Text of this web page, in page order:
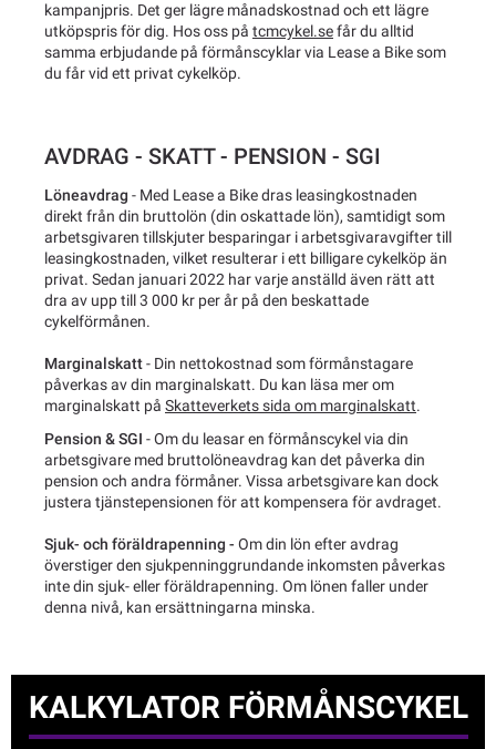
kampanjpris. Det ger lägre månadskostnad och ett lägre
utköpspris för dig. Hos oss på tcmcykel.sefår du alltid
samma erbjudande på förmånscyklar via Lease a Bike som
du får vid ett privat cykelköp.
AVDRAG - SKATT - PENSION - SGI
Löneavdrag - Med Lease a Bike dras leasingkostnaden
direkt från din bruttolön (din oskattade lön), samtidigt som
arbetsgivaren tillskjuter besparingar i arbetsgivaravgifter till
leasingkostnaden, vilket resulterar i ett billigare cykelköp än
privat. Sedan januari 2022 har varje anställd även rätt att
dra av upp till 3 000 kr per år på den beskattade
cykelförmånen.
Marginalskatt- Din nettokostnad som förmånstagare
påverkas av din marginalskatt. Du kan läsa mer om
marginalskatt på Skatteverkets sida om marginalskatt.
Pension & SGI - Om du leasar en förmånscykel via din
arbetsgivare med bruttolöneavdrag kan det påverka din
pension och andra förmåner. Vissa arbetsgivare kan dock
justera tjänstepensionen för att kompensera för avdraget.
Sjuk- och föräldrapenning - Om din lön efter avdrag
överstiger den sjukpenninggrundande inkomsten påverkas
inte din sjuk- eller föräldrapenning. Om lönen faller under
denna nivå, kan ersättningarna minska.
KALKYLATOR FÖRMÅNSCYKEL